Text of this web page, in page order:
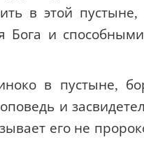
в этой
и
в пустыне,
и
его не